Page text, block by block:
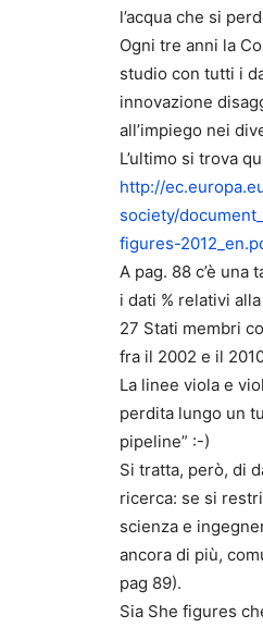
l’acqua che si
Ogni tre anni la
studio con tutti i
innovazione
all’impiego nei
L’ultimo si trova
http://
society/
figures-
A pag. 88 c’è una
i dati % relativi
27 Stati membri
fra il 2002 e il
La linee viola e
perdita lungo un
pipeline” :-)
Si tratta, però, di
ricerca: se si
scienza e
ancora di più,
pag 89).
Sia She figures